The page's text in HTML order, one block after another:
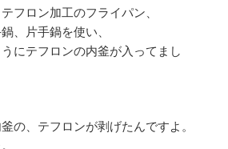
フロン加工のフライパン、
、片手鍋を使い、
にテフロンの内釜が入ってまし
の、テフロンが剥げたんですよ。